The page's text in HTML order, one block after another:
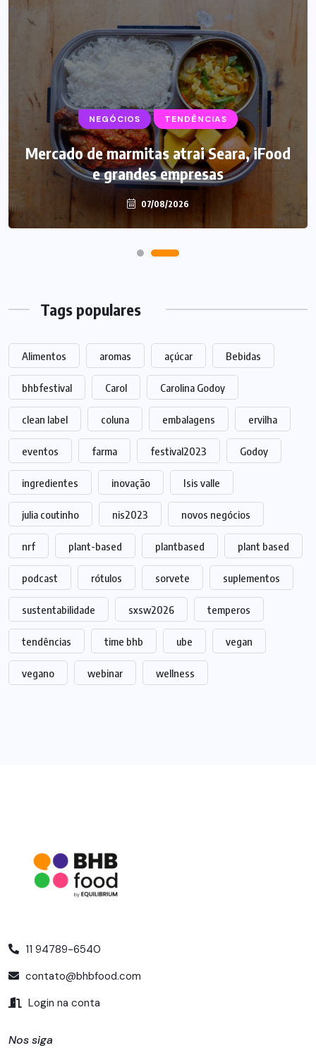
NEGÓCIOS TENDÊNCIAS
Mercado de marmitas atrai Seara, iFood
e grandes empresas
07/08/2026
Tags populares
Alimentos aromas açúcar Bebidas
bhbfestival Carol Carolina Godoy
clean label coluna embalagens ervilha
eventos farma festival2023 Godoy
ingredientes inovação Isis valle
julia coutinho nis2023 novos negócios
nrf plant-based plantbased plant based
podcast rótulos sorvete suplementos
sustentabilidade sxsw2026 temperos
tendências time bhb ube vegan
vegano webinar wellness
11 94789-6540
contato@bhbfood.com
Login na conta
Nos siga